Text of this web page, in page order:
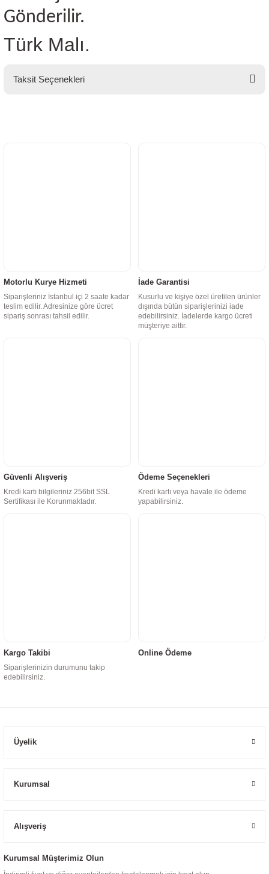
Gönderilir.
Türk Malı.
Taksit Seçenekleri
Motorlu Kurye Hizmeti
Siparişleriniz İstanbul içi 2 saate kadar
teslim edilir. Adresinize göre ücret
sipariş sonrası tahsil edilir.
İade Garantisi
Kusurlu ve kişiye özel üretilen ürünler
dışında bütün siparişlerinizi iade
edebilirsiniz. İadelerde kargo ücreti
müşteriye aittir.
Güvenli Alışveriş
Kredi kartı bilgileriniz 256bit SSL
Sertifikası ile Korunmaktadır.
Ödeme Seçenekleri
Kredi kartı veya havale ile ödeme
yapabilirsiniz.
Kargo Takibi
Siparişlerinizin durumunu takip
edebilirsiniz.
Online Ödeme
Üyelik
Kurumsal
Alışveriş
Kurumsal Müşterimiz Olun